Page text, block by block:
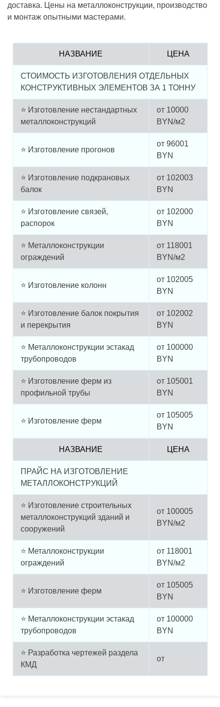
доставка. Цены на металлоконструкции, производство
и монтаж опытными мастерами.
НАЗВАНИЕ ЦЕНА
СТОИМОСТЬ ИЗГОТОВЛЕНИЯ ОТДЕЛЬНЫХ
КОНСТРУКТИВНЫХ ЭЛЕМЕНТОВ ЗА 1 ТОННУ
⭐ Изготовление нестандартных
металлоконструкций
от 10000
BYN/м2
⭐ Изготовление прогонов
от 96001
BYN
⭐ Изготовление подкрановых
балок
от 102003
BYN
⭐ Изготовление связей,
распорок
от 102000
BYN
⭐ Металлоконструкции
ограждений
от 118001
BYN/м2
⭐ Изготовление колонн
от 102005
BYN
⭐ Изготовление балок покрытия
и перекрытия
от 102002
BYN
⭐ Металлоконструкции эстакад
трубопроводов
от 100000
BYN
⭐ Изготовление ферм из
профильной трубы
от 105001
BYN
⭐ Изготовление ферм
от 105005
BYN
НАЗВАНИЕ ЦЕНА
ПРАЙС НА ИЗГОТОВЛЕНИЕ
МЕТАЛЛОКОНСТРУКЦИЙ
⭐ Изготовление строительных
металлоконструкций зданий и
сооружений
от 100005
BYN/м2
⭐ Металлоконструкции
ограждений
от 118001
BYN/м2
⭐ Изготовление ферм
от 105005
BYN
⭐ Металлоконструкции эстакад
трубопроводов
от 100000
BYN
⭐ Разработка чертежей раздела
КМД
от